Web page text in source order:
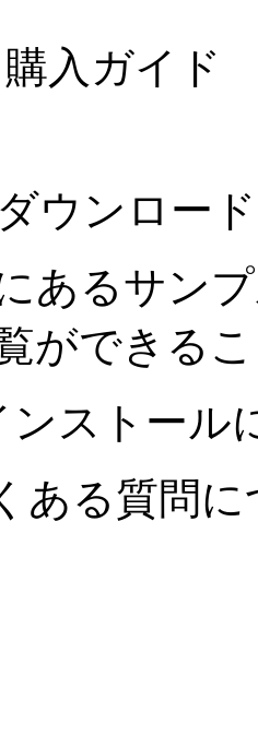
入ガイド
ウンロー
あるサン
ができる
ンストール
質問に